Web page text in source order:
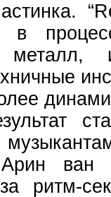
в
металл,
Арин
ритм-